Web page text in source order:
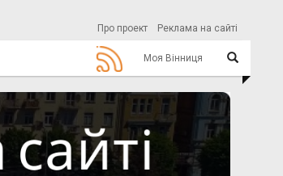
Про проект Реклама на сайті
Моя Вінниця